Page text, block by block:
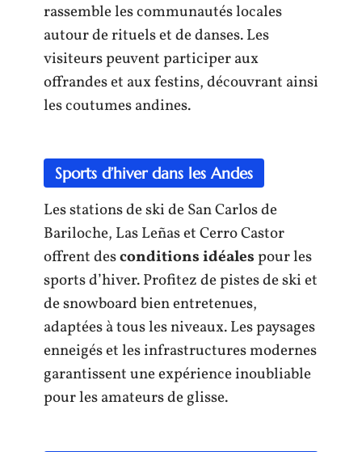
rassemble les communautés locales
autour de rituels et de danses. Les
visiteurs peuvent participer aux
offrandes et aux festins, découvrant ainsi
les coutumes andines.
Sports d’hiver dans les Andes
Les stations de ski de San Carlos de
Bariloche, Las Leñas et Cerro Castor
offrent desconditions idéalespour les
sports d’hiver. Profitez de pistes de ski et
de snowboard bien entretenues,
adaptées à tous les niveaux. Les paysages
enneigés et les infrastructures modernes
garantissent une expérience inoubliable
pour les amateurs de glisse.